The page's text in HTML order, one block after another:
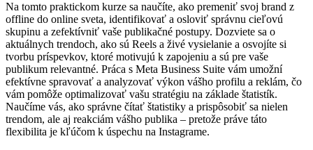
Na tomto praktickom kurze sa naučíte, ako premeniť svoj brand z
offline do online sveta, identifikovať a osloviť správnu cieľovú
skupinu a zefektívniť vaše publikačné postupy. Dozviete sa o
aktuálnych trendoch, ako sú Reels a živé vysielanie a osvojíte si
tvorbu príspevkov, ktoré motivujú k zapojeniu a sú pre vaše
publikum relevantné. Práca s Meta Business Suite vám umožní
efektívne spravovať a analyzovať výkon vášho profilu a reklám, čo
vám pomôže optimalizovať vašu stratégiu na základe štatistík.
Naučíme vás, ako správne čítať štatistiky a prispôsobiť sa nielen
trendom, ale aj reakciám vášho publika – pretože práve táto
flexibilita je kľúčom k úspechu na Instagrame.